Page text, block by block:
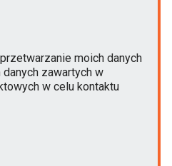
moich danych
zawartych w
w celu kontaktu